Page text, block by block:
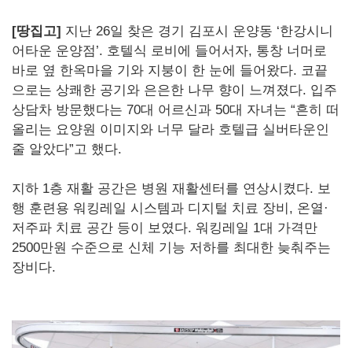
[땅집고] 지난 26일 찾은 경기 김포시 운양동 ‘한강시니
어타운 운양점’. 호텔식 로비에 들어서자, 통창 너머로
바로 옆 한옥마을 기와 지붕이 한 눈에 들어왔다. 코끝
으로는 상쾌한 공기와 은은한 나무 향이 느껴졌다. 입주
상담차 방문했다는 70대 어르신과 50대 자녀는 “흔히 떠
올리는 요양원 이미지와 너무 달라 호텔급 실버타운인
줄 알았다”고 했다.
지하 1층 재활 공간은 병원 재활센터를 연상시켰다. 보
행 훈련용 워킹레일 시스템과 디지털 치료 장비, 온열·
저주파 치료 공간 등이 보였다. 워킹레일 1대 가격만
2500만원 수준으로 신체 기능 저하를 최대한 늦춰주는
장비다.